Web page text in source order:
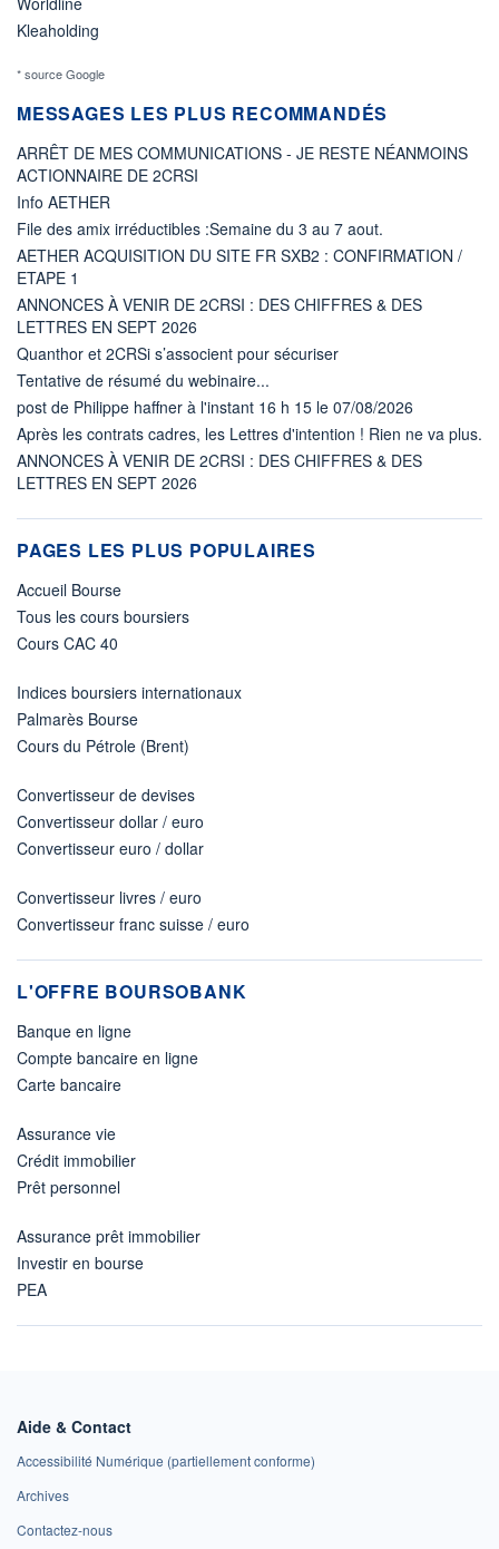
Kleaholding
* source Google
MESSAGES LES PLUS RECOMMANDÉS
ARRÊT DE MES COMMUNICATIONS - JE RESTE NÉANMOINS
ACTIONNAIRE DE 2CRSI
Info AETHER
File des amix irréductibles :Semaine du 3 au 7 aout.
AETHER ACQUISITION DU SITE FR SXB2 : CONFIRMATION /
ETAPE 1
ANNONCES À VENIR DE 2CRSI : DES CHIFFRES & DES
LETTRES EN SEPT 2026
Quanthor et 2CRSi s’associent pour sécuriser
Tentative de résumé du webinaire...
post de Philippe haffner à l'instant 16 h 15 le 07/08/2026
Après les contrats cadres, les Lettres d'intention ! Rien ne va plus.
ANNONCES À VENIR DE 2CRSI : DES CHIFFRES & DES
LETTRES EN SEPT 2026
PAGES LES PLUS POPULAIRES
Accueil Bourse
Tous les cours boursiers
Cours CAC 40
Indices boursiers internationaux
Palmarès Bourse
Cours du Pétrole (Brent)
Convertisseur de devises
Convertisseur dollar / euro
Convertisseur euro / dollar
Convertisseur livres / euro
Convertisseur franc suisse / euro
L'OFFRE BOURSOBANK
Banque en ligne
Compte bancaire en ligne
Carte bancaire
Assurance vie
Crédit immobilier
Prêt personnel
Assurance prêt immobilier
Investir en bourse
PEA
Aide & Contact
Accessibilité Numérique (partiellement conforme)
Archives
Contactez-nous